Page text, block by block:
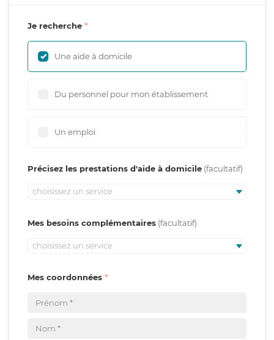
Je recherche
Une aide à domicile
Du personnel pour mon établissement
Un emploi
Précisez les prestations d'aide à domicile
choisissez un service
Mes besoins complémentaires
choisissez un service
Mes coordonnées